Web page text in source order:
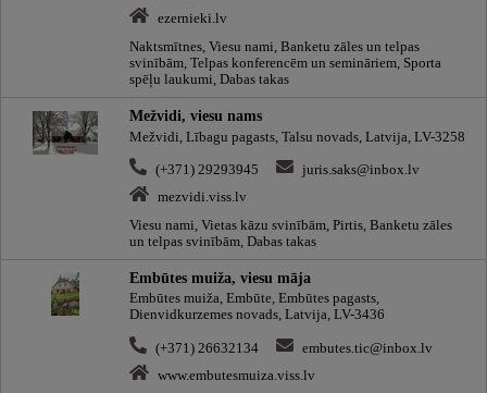
ezernieki.lv
Naktsmītnes, Viesu nami, Banketu zāles un telpas
svinībām, Telpas konferencēm un semināriem, Sporta
spēļu laukumi, Dabas takas
Mežvidi, viesu nams
Mežvidi, Lībagu pagasts, Talsu novads, Latvija, LV-3258
(+371) 29293945
juris.saks@inbox.lv
mezvidi.viss.lv
Viesu nami, Vietas kāzu svinībām, Pirtis, Banketu zāles
un telpas svinībām, Dabas takas
Embūtes muiža, viesu māja
Embūtes muiža, Embūte, Embūtes pagasts,
Dienvidkurzemes novads, Latvija, LV-3436
(+371) 26632134
embutes.tic@inbox.lv
www.embutesmuiza.viss.lv